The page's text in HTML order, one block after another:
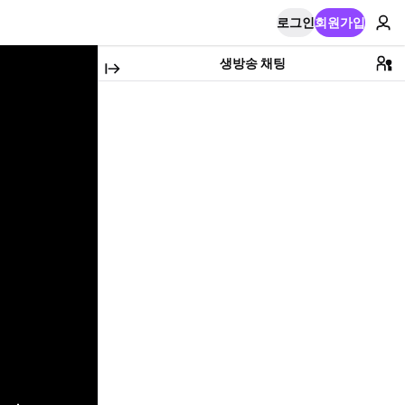
로그인회원가입
생방송 채팅